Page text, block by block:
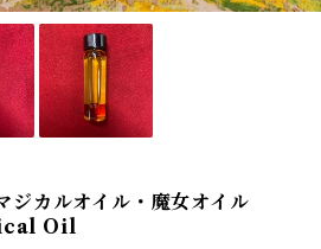
ジカルオイル・魔女オイル
Oil